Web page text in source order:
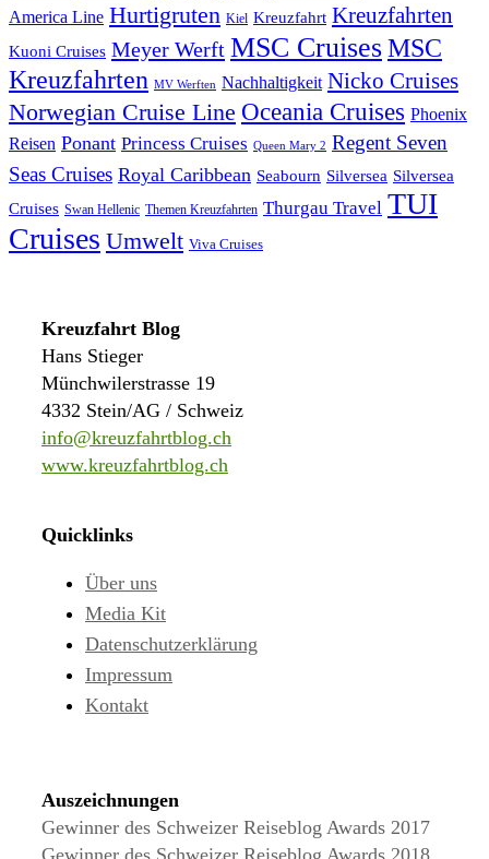
America Line Hurtigruten Kiel Kreuzfahrt Kreuzfahrten
Kuoni Cruises Meyer Werft MSC CruisesMSC
Kreuzfahrten MV Werften Nachhaltigkeit Nicko Cruises
Norwegian Cruise Line Oceania Cruises Phoenix
Reisen Ponant Princess Cruises Queen Mary 2 Regent Seven
Seas Cruises Royal Caribbean Seabourn Silversea Silversea
Cruises Swan Hellenic Themen Kreuzfahrten Thurgau Travel TUI
Cruises Umwelt Viva Cruises
Kreuzfahrt Blog
Hans Stieger
Münchwilerstrasse 19
4332 Stein/AG / Schweiz
info@kreuzfahrtblog.ch
www.kreuzfahrtblog.ch
Quicklinks
Über uns
Media Kit
Datenschutzerklärung
Impressum
Kontakt
Auszeichnungen
Gewinner des Schweizer Reiseblog Awards 2017
Gewinner des Schweizer Reiseblog Awards 2018